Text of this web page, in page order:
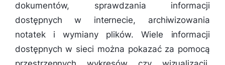
dokumentów, sprawdzania informacji
dostępnych w internecie, archiwizowania
notatek i wymiany plików. Wiele informacji
dostępnych w sieci można pokazać za pomocą